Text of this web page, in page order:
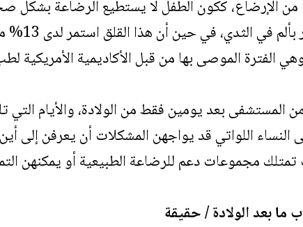
من الإرضاع، ككون الطفل لا يستطيع الرضاعة بشكل
أو أن مستوى الإمدادات من الحليب قليل، أو الشعور بألم
الفترة الموصى بها من قبل الأكاديمية الأمريكية
المستشفى بعد يومين فقط من الولادة، والأيام التي
اللواتي قد يواجهن المشكلات أن يعرفن إلى أين
مجموعات دعم للرضاعة الطبيعية أو يمكنهن
ما بعد الولادة / حقيقة